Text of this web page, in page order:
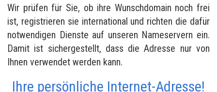
Wir prüfen für Sie, ob ihre Wunschdomain noch frei
ist, registrieren sie international und richten die dafür
notwendigen Dienste auf unseren Nameservern ein.
Damit ist sichergestellt, dass die Adresse nur von
Ihnen verwendet werden kann.
Ihre persönliche Internet-Adresse!